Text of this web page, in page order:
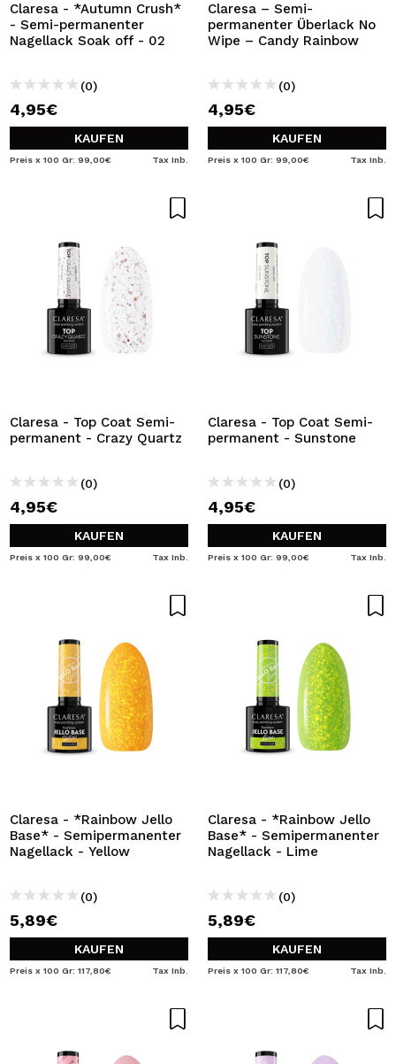
Claresa - *Autumn Crush*
- Semi-permanenter
Nagellack Soak off - 02
(0)
4,95€
KAUFEN
Preis x 100 Gr: 99,00€ Tax Inb.
Claresa – Semi-
permanenter Überlack No
Wipe – Candy Rainbow
(0)
4,95€
KAUFEN
Preis x 100 Gr: 99,00€ Tax Inb.
Claresa - Top Coat Semi-
permanent - Crazy Quartz
(0)
4,95€
KAUFEN
Preis x 100 Gr: 99,00€ Tax Inb.
Claresa - Top Coat Semi-
permanent - Sunstone
(0)
4,95€
KAUFEN
Preis x 100 Gr: 99,00€ Tax Inb.
Claresa - *Rainbow Jello
Base* - Semipermanenter
Nagellack - Yellow
(0)
5,89€
KAUFEN
Preis x 100 Gr: 117,80€ Tax Inb.
Claresa - *Rainbow Jello
Base* - Semipermanenter
Nagellack - Lime
(0)
5,89€
KAUFEN
Preis x 100 Gr: 117,80€ Tax Inb.